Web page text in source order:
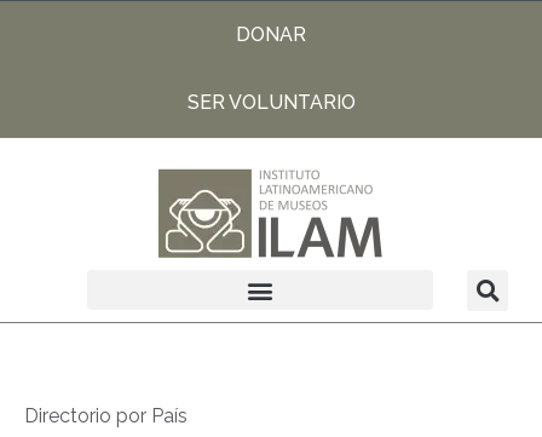
DONAR
SER VOLUNTARIO
Directorio por País